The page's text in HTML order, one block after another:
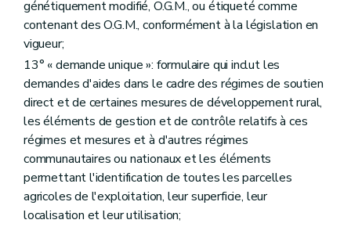
Art. D263
Art. D264
Art. D265
Chapitre III
Section 1re
Dispositions générales
Art. D266
Art. D267
Section 2 L'aménagement foncier
Art. D268
Sous-section 1
Comité d'aménagement foncier
Art. D269
Art. D270
Art. D271
Sous-section 2 Des formalités préalables
Art. D272
génétiquement modifié, O.G.M., ou étiqueté comme
contenant des O.G.M., conformément à la législation en
vigueur;
13° « demande unique »: formulaire qui inclut les
demandes d'aides dans le cadre des régimes de soutien
direct et de certaines mesures de développement rural,
les éléments de gestion et de contrôle relatifs à ces
régimes et mesures et à d'autres régimes
communautaires ou nationaux et les éléments
permettant l'identification de toutes les parcelles
agricoles de l'exploitation, leur superficie, leur
localisation et leur utilisation;